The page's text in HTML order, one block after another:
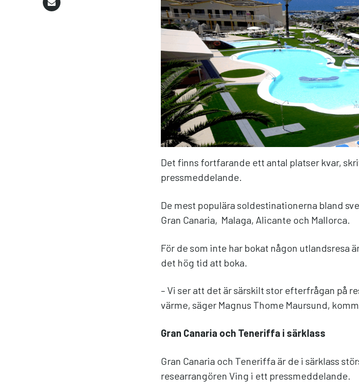
Det finns fortfarande ett antal platser kvar,
pressmeddelande.
De mest populära soldestinationerna bland
Gran Canaria, Malaga, Alicante och Mallorca.
För de som inte har bokat någon utlandsresa
det hög tid att boka.
– Vi ser att det är särskilt stor efterfrågan på
värme, säger Magnus Thome Maursund,
Gran Canaria och Teneriffa i särklass
Gran Canaria och Teneriffa är de i särklass
researrangören Ving i ett pressmeddelande.